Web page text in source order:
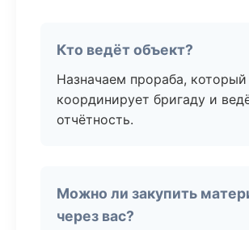
Кто ведёт объект?
Назначаем прораба, который
координирует бригаду и
отчётность.
Можно ли закупить
через вас?